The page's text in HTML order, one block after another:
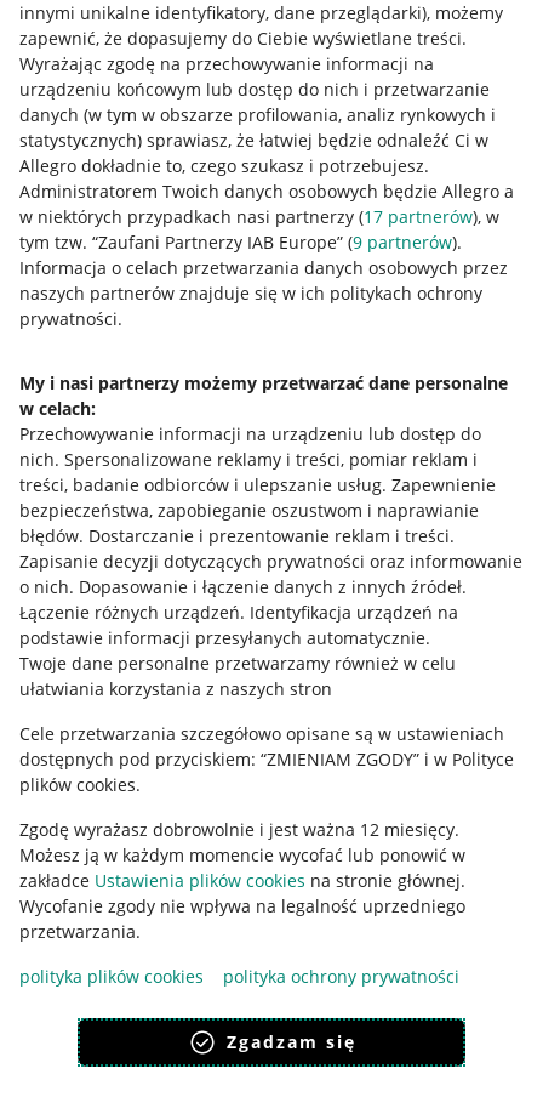
innymi unikalne identyfikatory, dane przeglądarki), możemy
zapewnić, że dopasujemy do Ciebie wyświetlane treści.
Wyrażając zgodę na przechowywanie informacji na
urządzeniu końcowym lub dostęp do nich i przetwarzanie
danych (w tym w obszarze profilowania, analiz rynkowych i
statystycznych) sprawiasz, że łatwiej będzie odnaleźć Ci w
Allegro dokładnie to, czego szukasz i potrzebujesz.
Administratorem Twoich danych osobowych będzie Allegro a
w niektórych przypadkach nasi partnerzy (17 partnerów), w
tym tzw. “Zaufani Partnerzy IAB Europe” (9 partnerów).
Informacja o celach przetwarzania danych osobowych przez
naszych partnerów znajduje się w ich politykach ochrony
prywatności.
My i nasi partnerzy możemy przetwarzać dane personalne
w celach:
Przechowywanie informacji na urządzeniu lub dostęp do
nich. Spersonalizowane reklamy i treści, pomiar reklam i
treści, badanie odbiorców i ulepszanie usług. Zapewnienie
bezpieczeństwa, zapobieganie oszustwom i naprawianie
błędów. Dostarczanie i prezentowanie reklam i treści.
Zapisanie decyzji dotyczących prywatności oraz informowanie
o nich. Dopasowanie i łączenie danych z innych źródeł.
Łączenie różnych urządzeń. Identyfikacja urządzeń na
podstawie informacji przesyłanych automatycznie.
Twoje dane personalne przetwarzamy również w celu
ułatwiania korzystania z naszych stron
Cele przetwarzania szczegółowo opisane są w ustawieniach
dostępnych pod przyciskiem: “ZMIENIAM ZGODY” i w Polityce
plików cookies.
Zgodę wyrażasz dobrowolnie i jest ważna 12 miesięcy.
Możesz ją w każdym momencie wycofać lub ponowić w
zakładce Ustawienia plików cookies na stronie głównej.
Wycofanie zgody nie wpływa na legalność uprzedniego
przetwarzania.
polityka plików cookies
polityka ochrony prywatności
Zgadzam się
Przydatne informacje
Jak to działa
Allegro Gadane dla sprzedających
Allegro Gadane dla kupujących
Mapa miejscowości
Informacje prawne
Regulamin
Polityka plików "cookies"
Ustawienia plików "cookies"
Udostępnianie lokalizacji
Informacje dla Aktu o Usługach Cyfrowych
Pobierz aplikację